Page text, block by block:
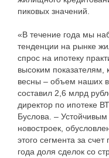
пиковых значений.
«В течение года мы
тенденции на рынке
спрос на ипотеку
высоким
весны – объем наших
составил 2,6 млрд
директор по ипотеке
Буслова. –
новостроек,
этого сегмента за
года доля сделок со